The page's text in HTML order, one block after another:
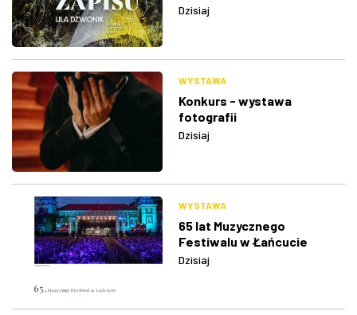
Dzisiaj
WYSTAWA
Konkurs - wystawa
fotografii
Dzisiaj
WYSTAWA
65 lat Muzycznego
Festiwalu w Łańcucie
Dzisiaj